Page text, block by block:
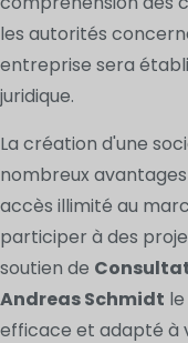
les autorités
entreprise sera
juridique.
La création d'une
nombreux
accès illimité au
participer à des
soutien de
Andreas Schmidt
efficace et adapté à